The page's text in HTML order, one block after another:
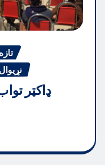
نړیوال
ډاکټر